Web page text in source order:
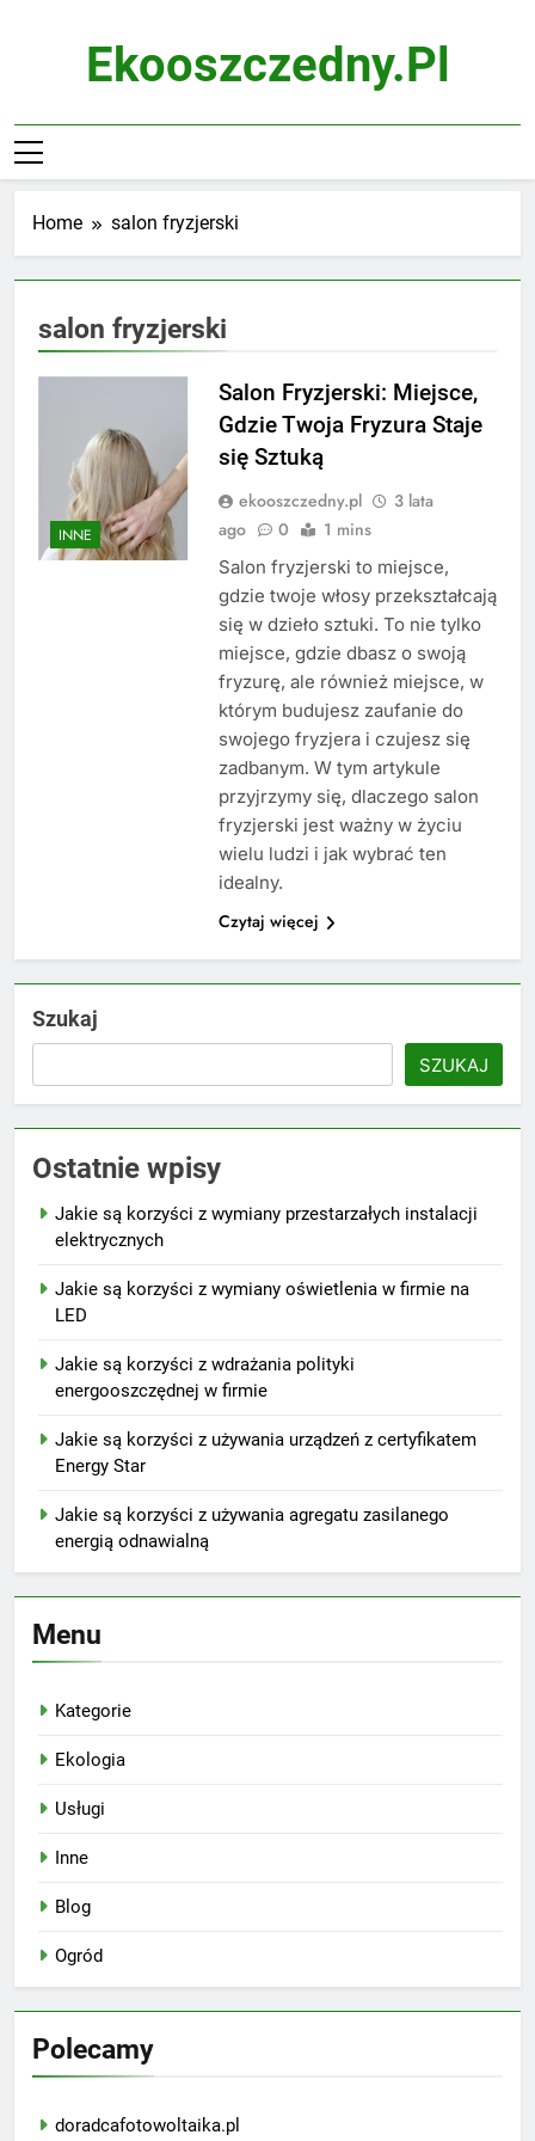
Ekooszczedny.pl
Home salon fryzjerski
salon fryzjerski
INNE
Salon Fryzjerski: Miejsce,
Gdzie Twoja Fryzura Staje
się Sztuką
ekooszczedny.pl
3 lata
ago
0 1 mins
Salon fryzjerski to miejsce,
gdzie twoje włosy przekształcają
się w dzieło sztuki. To nie tylko
miejsce, gdzie dbasz o swoją
fryzurę, ale również miejsce, w
którym budujesz zaufanie do
swojego fryzjera i czujesz się
zadbanym. W tym artykule
przyjrzymy się, dlaczego salon
fryzjerski jest ważny w życiu
wielu ludzi i jak wybrać ten
idealny.
Czytaj więcej
Szukaj
SZUKAJ
Ostatnie wpisy
Jakie są korzyści z wymiany przestarzałych instalacji
elektrycznych
Jakie są korzyści z wymiany oświetlenia w firmie na
LED
Jakie są korzyści z wdrażania polityki
energooszczędnej w firmie
Jakie są korzyści z używania urządzeń z certyfikatem
Energy Star
Jakie są korzyści z używania agregatu zasilanego
energią odnawialną
Menu
Kategorie
Ekologia
Usługi
Inne
Blog
Ogród
Polecamy
doradcafotowoltaika.pl